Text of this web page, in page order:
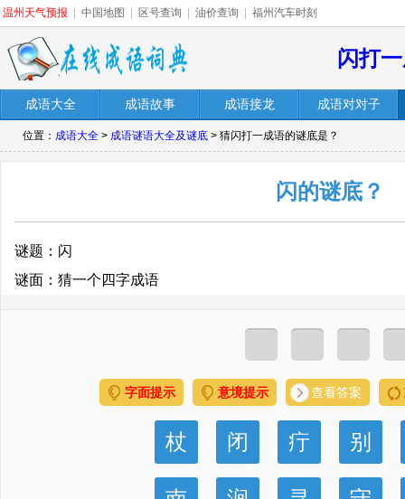
温州天气预报 中国地图 区号查询 油价查询 福州汽车时刻
闪打
成语大全 成语故事 成语接龙 成语对对子
位置： 成语大全 > 成语谜语大全及谜底 > 猜闪打一成语的谜底是？
闪的谜底？
谜题：闪
谜面：猜一个四字成语
字面提示 意境提示 查看答案
杖 闭 疔 别